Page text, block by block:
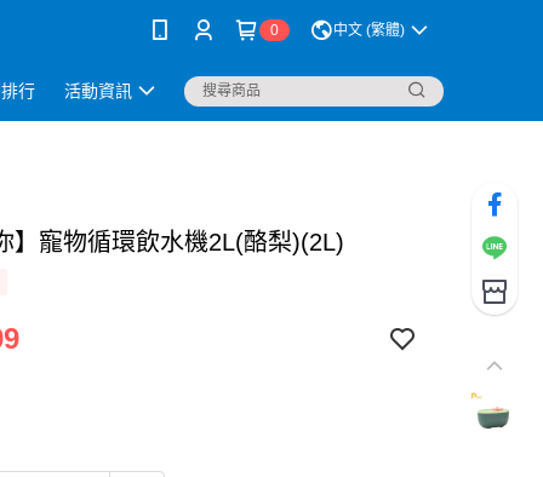
0 中文 (繁體)
行 活動資訊
】寵物循環飲水機2L(酪梨)(2L)